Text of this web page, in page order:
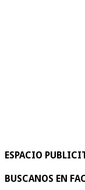
ESPACIO
BUSCANOS EN